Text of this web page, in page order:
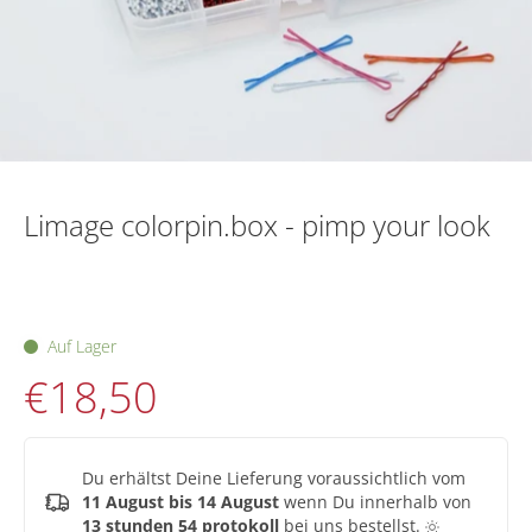
Limage colorpin.box - pimp your look
Auf Lager
€18,50
Du erhältst Deine Lieferung voraussichtlich vom
11 August bis 14 August wenn Du innerhalb von
13 stunden 54 protokoll bei uns bestellst.